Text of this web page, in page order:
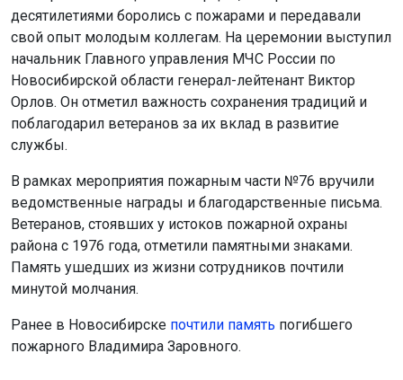
десятилетиями боролись с пожарами и передавали
свой опыт молодым коллегам. На церемонии выступил
начальник Главного управления МЧС России по
Новосибирской области генерал-лейтенант Виктор
Орлов. Он отметил важность сохранения традиций и
поблагодарил ветеранов за их вклад в развитие
службы.
В рамках мероприятия пожарным части №76 вручили
ведомственные награды и благодарственные письма.
Ветеранов, стоявших у истоков пожарной охраны
района с 1976 года, отметили памятными знаками.
Память ушедших из жизни сотрудников почтили
минутой молчания.
Ранее в Новосибирске почтили память погибшего
пожарного Владимира Заровного.